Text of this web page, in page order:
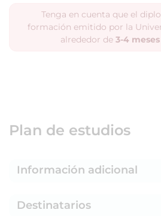
Tenga en cuenta que el
formación emitido por la
alrededor de 3-4 meses
Plan de estudios
Información adicional
Destinatarios